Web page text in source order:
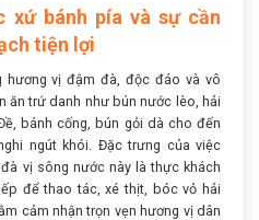
xứ bánh pía và sự cần
tiện lợi
hương vị đậm đà, độc đáo và vô
ăn trứ danh như bún nước lèo, hải
bánh cống, bún gỏi dà cho đến
ngút khói. Đặc trưng của việc
vị sông nước này là thực khách
để thao tác, xé thịt, bóc vỏ hải
cảm nhận trọn vẹn hương vị dân